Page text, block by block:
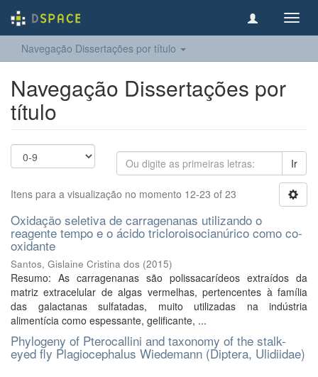
Navegação Dissertações por título
Navegação Dissertações por
título
Ir
Itens para a visualização no momento 12-23 of 23
Oxidação seletiva de carragenanas utilizando o
reagente tempo e o ácido tricloroisocianúrico como co-
oxidante
Santos, Gislaine Cristina dos (2015)
Resumo: As carragenanas são polissacarídeos extraídos da
matriz extracelular de algas vermelhas, pertencentes à família
das galactanas sulfatadas, muito utilizadas na indústria
alimentícia como espessante, gelificante, ...
Phylogeny of Pterocallini and taxonomy of the stalk-
eyed fly Plagiocephalus Wiedemann (Diptera, Ulidiidae)